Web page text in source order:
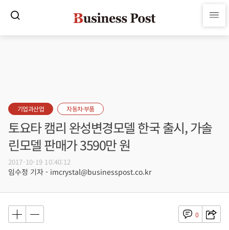
기업과산업 자동차·부품
토요타 캠리 완성변경모델 한국 출시, 가솔
린모델 판매가 3590만 원
2017-10-19 10:40:12
임수정 기자 - imcrystal@businesspost.co.kr
0